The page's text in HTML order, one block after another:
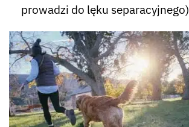
prowadzi do lęku separacyjnego)